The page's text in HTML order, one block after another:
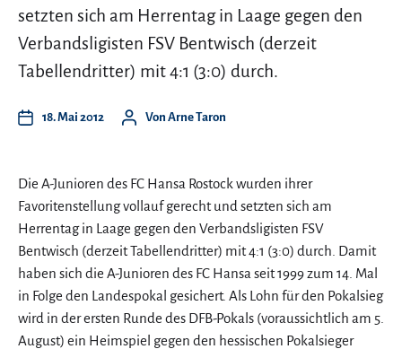
setzten sich am Herrentag in Laage gegen den
Verbandsligisten FSV Bentwisch (derzeit
Tabellendritter) mit 4:1 (3:0) durch.
18. Mai 2012 Von Arne Taron
Die A-Junioren des FC Hansa Rostock wurden ihrer
Favoritenstellung vollauf gerecht und setzten sich am
Herrentag in Laage gegen den Verbandsligisten FSV
Bentwisch (derzeit Tabellendritter) mit 4:1 (3:0) durch. Damit
haben sich die A-Junioren des FC Hansa seit 1999 zum 14. Mal
in Folge den Landespokal gesichert. Als Lohn für den Pokalsieg
wird in der ersten Runde des DFB-Pokals (voraussichtlich am 5.
August) ein Heimspiel gegen den hessischen Pokalsieger